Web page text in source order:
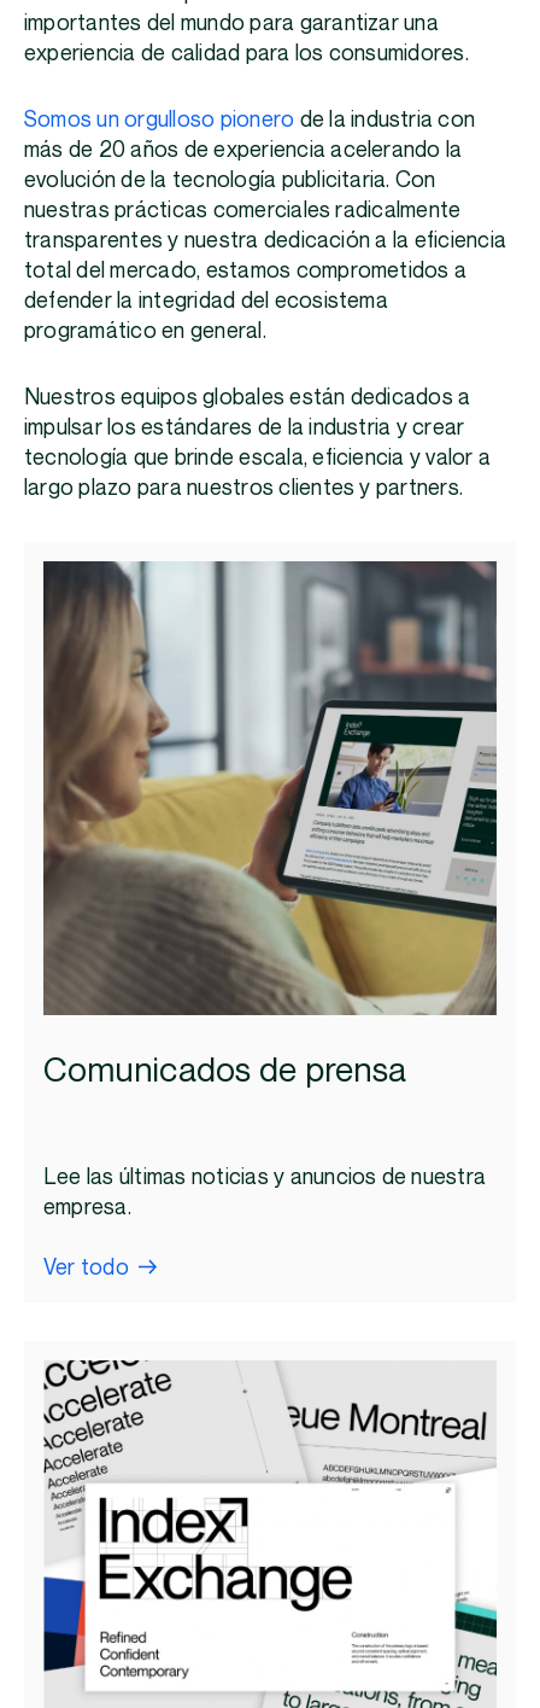
importantes del mundo para garantizar una
experiencia de calidad para los consumidores.
Somos un orgulloso pionero de la industria con
más de 20 años de experiencia acelerando la
evolución de la tecnología publicitaria. Con
nuestras prácticas comerciales radicalmente
transparentes y nuestra dedicación a la eficiencia
total del mercado, estamos comprometidos a
defender la integridad del ecosistema
programático en general.
Nuestros equipos globales están dedicados a
impulsar los estándares de la industria y crear
tecnología que brinde escala, eficiencia y valor a
largo plazo para nuestros clientes y partners.
Comunicados de prensa
Lee las últimas noticias y anuncios de nuestra
empresa.
Ver todo